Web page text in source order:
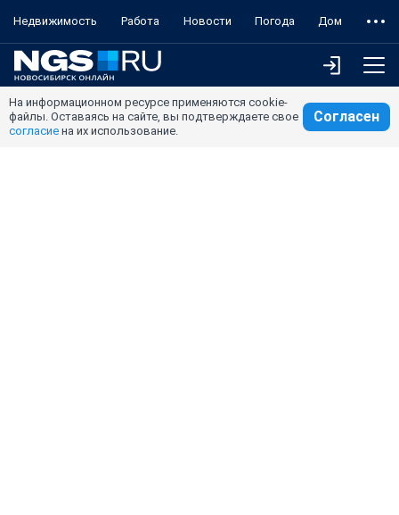
Недвижимость Работа Новости Погода Дом
На информационном ресурсе применяются cookie-
файлы. Оставаясь на сайте, вы подтверждаете свое
согласие на их использование.
Согласен